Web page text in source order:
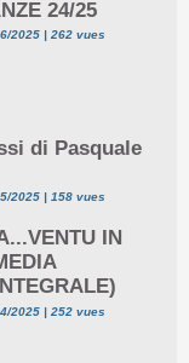
24/25
2025 | 262 vues
di Pasquale
2025 | 158 vues
IN
2025 | 252 vues